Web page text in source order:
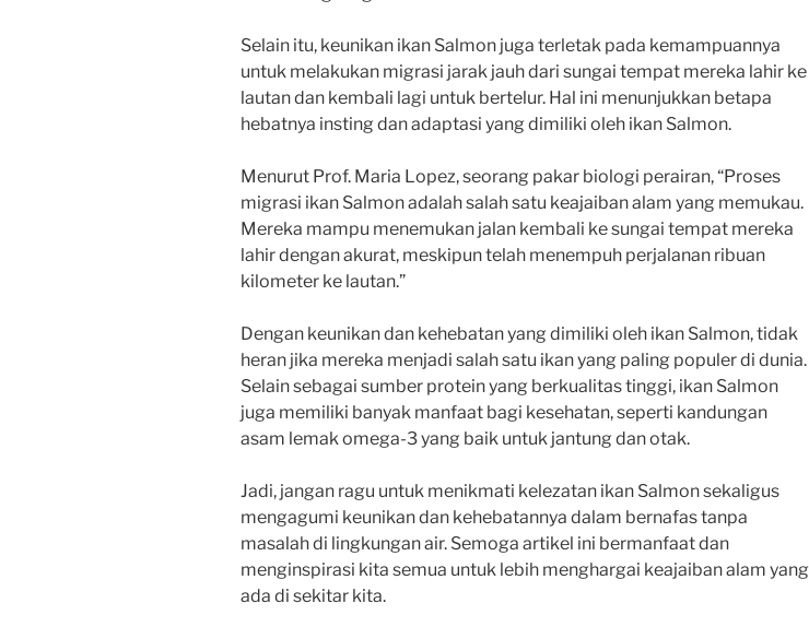
Selain itu, keunikan ikan Salmon juga terletak pada kemampuannya
untuk melakukan migrasi jarak jauh dari sungai tempat mereka lahir ke
lautan dan kembali lagi untuk bertelur. Hal ini menunjukkan betapa
hebatnya insting dan adaptasi yang dimiliki oleh ikan Salmon.
Menurut Prof. Maria Lopez, seorang pakar biologi perairan, “Proses
migrasi ikan Salmon adalah salah satu keajaiban alam yang memukau.
Mereka mampu menemukan jalan kembali ke sungai tempat mereka
lahir dengan akurat, meskipun telah menempuh perjalanan ribuan
kilometer ke lautan.”
Dengan keunikan dan kehebatan yang dimiliki oleh ikan Salmon, tidak
heran jika mereka menjadi salah satu ikan yang paling populer di dunia.
Selain sebagai sumber protein yang berkualitas tinggi, ikan Salmon
juga memiliki banyak manfaat bagi kesehatan, seperti kandungan
asam lemak omega-3 yang baik untuk jantung dan otak.
Jadi, jangan ragu untuk menikmati kelezatan ikan Salmon sekaligus
mengagumi keunikan dan kehebatannya dalam bernafas tanpa
masalah di lingkungan air. Semoga artikel ini bermanfaat dan
menginspirasi kita semua untuk lebih menghargai keajaiban alam yang
ada di sekitar kita.